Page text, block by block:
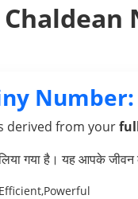
Chaldean
Number:
derived from your
गया है। यह आपके जीवन के